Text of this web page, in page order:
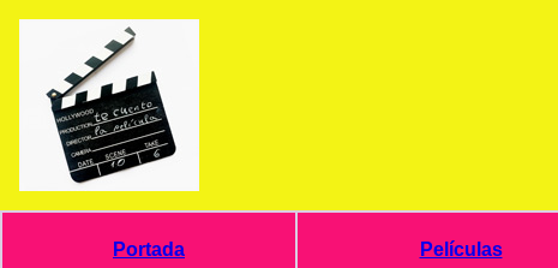
Portada Películas